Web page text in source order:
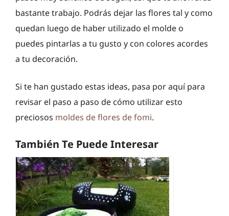
bastante trabajo. Podrás dejar las flores tal y como
quedan luego de haber utilizado el molde o
puedes pintarlas a tu gusto y con colores acordes
a tu decoración.
Si te han gustado estas ideas, pasa por aquí para
revisar el paso a paso de cómo utilizar esto
preciosos moldes de flores de fomi.
También Te Puede Interesar